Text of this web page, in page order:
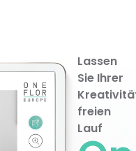
Lassen
Sie Ihrer
freien
Lauf